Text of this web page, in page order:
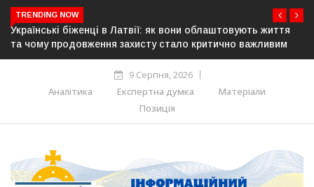
TRENDING NOW
У понад 25 містах Польщі відбудуться акції на підтримку
українців: виступлять проти агресії та ненависті
9 Серпня, 2026
Аналітика
Експертна думка
Матеріали
Позиція